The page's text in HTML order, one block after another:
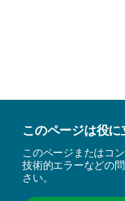
このページは役
このページまたはコ
技術的エラーなどの
さい。